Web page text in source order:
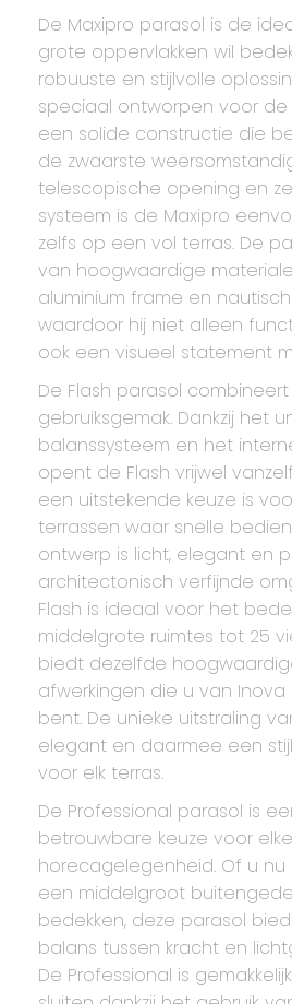
De Maxipro parasol is de
grote oppervlakken wil
robuuste en stijlvolle
speciaal ontworpen voor
een solide constructie die
de zwaarste
telescopische opening en
systeem is de Maxipro
zelfs op een vol terras. De
van hoogwaardige
aluminium frame en
waardoor hij niet alleen
ook een visueel statement
De Flash parasol
gebruiksgemak. Dankzij het
balanssysteem en het
opent de Flash vrijwel
een uitstekende keuze is
terrassen waar snelle
ontwerp is licht, elegant en
architectonisch verfijnde
Flash is ideaal voor het
middelgrote ruimtes tot 25
biedt dezelfde
afwerkingen die u van
bent. De unieke uitstraling
elegant en daarmee een
voor elk terras.
De Professional parasol is
betrouwbare keuze voor elke
horecagelegenheid. Of u nu
een middelgroot
bedekken, deze parasol
balans tussen kracht en
De Professional is